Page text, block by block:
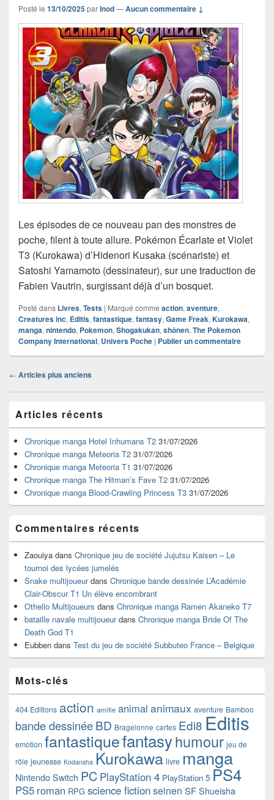
Posté le 13/10/2025parInod—Aucun commentaire ↓
Les épisodes de ce nouveau pan des monstres de
poche, filent à toute allure. Pokémon Écarlate et Violet
T3 (Kurokawa) d’Hidenori Kusaka (scénariste) et
Satoshi Yamamoto (dessinateur), sur une traduction de
Fabien Vautrin, surgissant déjà d’un bosquet.
Posté dans Livres, Tests | Marqué comme action, aventure,
Creatures inc, Editis, fantastique, fantasy, Game Freak, Kurokawa,
manga, nintendo, Pokemon, Shogakukan, shônen, The Pokemon
Company International, Univers Poche | Publier un commentaire
Navigation
articles
← Articles plus anciens
principale
de
widget
pour
barre
latérale
Articles récents
Chronique manga Hotel Inhumans T2 31/07/2026
Chronique manga Meteoria T2 31/07/2026
Chronique manga Meteoria T1 31/07/2026
Chronique manga The Hitman’s Fave T2 31/07/2026
Chronique manga Blood-Crawling Princess T3 31/07/2026
Commentaires récents
Zaouiya dans Chronique jeu de société Jujutsu Kaisen – Le
tournoi des lycées jumelés
Snake multijoueurdans Chronique bande dessinée L’Académie
Clair-Obscur T1 Un élève encombrant
Othello Multijoueurs dans Chronique manga Ramen Akaneko T7
bataille navale multijoueurdans Chronique manga Bride Of The
Death God T1
Eubben dans Test du jeu de société Subbuteo France – Belgique
Mots-clés
404 Editions action amitie animal animaux aventure Bamboo
bande dessinéeBD Bragelonne cartes Edi8 Editis
emotion fantastiquefantasyhumour jeu de
rôle jeunesse Kodansha Kurokawa livre manga
Nintendo Switch PC PlayStation 4 PlayStation 5 PS4
PS5 roman RPG science fictionseinen SF Shueisha